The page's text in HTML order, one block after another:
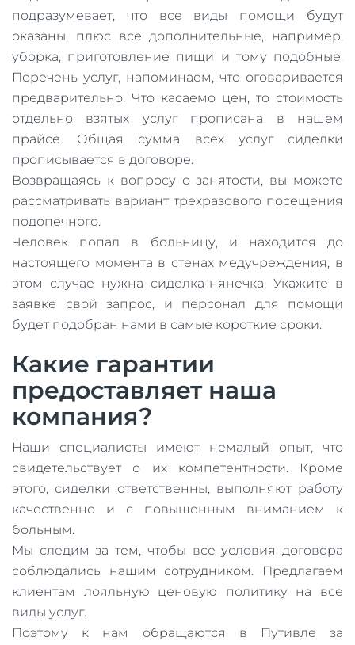
подразумевает, что все виды помощи будут
оказаны, плюс все дополнительные, например,
уборка, приготовление пищи и тому подобные.
Перечень услуг, напоминаем, что оговаривается
предварительно. Что касаемо цен, то стоимость
отдельно взятых услуг прописана в нашем
прайсе. Общая сумма всех услуг сиделки
прописывается в договоре.
Возвращаясь к вопросу о занятости, вы можете
рассматривать вариант трехразового посещения
подопечного.
Человек попал в больницу, и находится до
настоящего момента в стенах медучреждения, в
этом случае нужна сиделка-нянечка. Укажите в
заявке свой запрос, и персонал для помощи
будет подобран нами в самые короткие сроки.
Какие гарантии
предоставляет наша
компания?
Наши специалисты имеют немалый опыт, что
свидетельствует о их компетентности. Кроме
этого, сиделки ответственны, выполняют работу
качественно и с повышенным вниманием к
больным.
Мы следим за тем, чтобы все условия договора
соблюдались нашим сотрудником. Предлагаем
клиентам лояльную ценовую политику на все
виды услуг.
Поэтому к нам обращаются в Путивле за